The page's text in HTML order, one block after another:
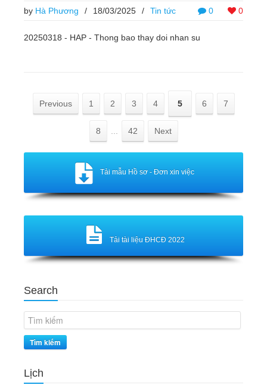
0 0
by Hà Phương / 18/03/2025 / Tin tức
20250318 - HAP - Thong bao thay doi nhan su
Previous 1 2 3 4 5 6 7
8 42 Next
Tải mẫu Hồ sơ - Đơn xin việc
Tải tài liệu ĐHCĐ 2022
Search
Tìm kiếm
Lịch